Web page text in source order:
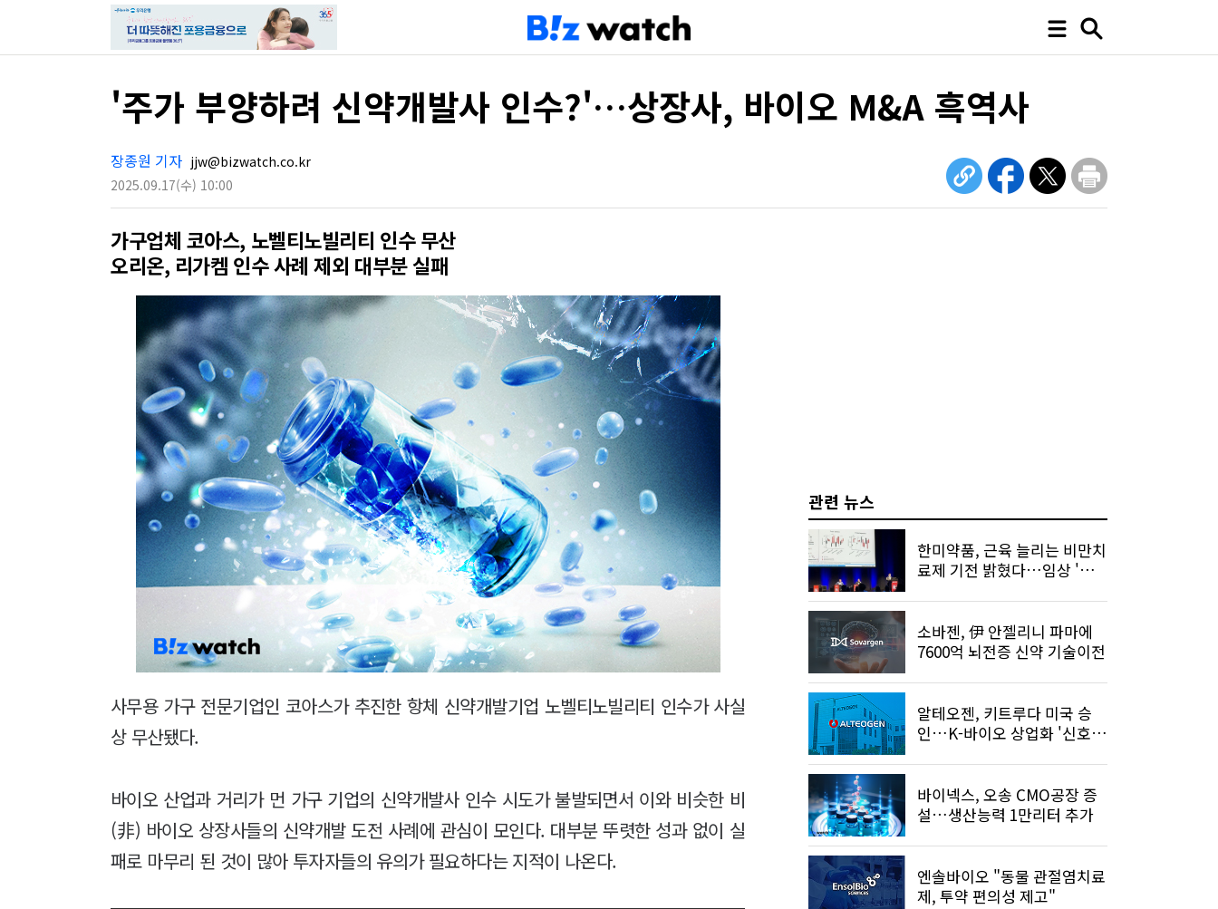
'주가 부양하려 신약개발사 인수?'…상장사, 바이오 M&A 흑역사
장종원 기자 jjw@bizwatch.co.kr
2025.09.17(수) 10:00
가구업체 코아스, 노벨티노빌리티 인수 무산
오리온, 리가켐 인수 사례 제외 대부분 실패
사무용 가구 전문기업인 코아스가 추진한 항체 신약개발기업 노벨티노빌리티 인수가 사실
상 무산됐다.
바이오 산업과 거리가 먼 가구 기업의 신약개발사 인수 시도가 불발되면서 이와 비슷한 비
(非) 바이오 상장사들의 신약개발 도전 사례에 관심이 모인다. 대부분 뚜렷한 성과 없이 실
패로 마무리 된 것이 많아 투자자들의 유의가 필요하다는 지적이 나온다.
관련 뉴스
한미약품, 근육 늘리는 비만치
료제 기전 밝혔다…임상 '청
소바젠, 伊 안젤리니 파마에
7600억 뇌전증 신약 기술이전
알테오젠, 키트루다 미국 승
인…K-바이오 상업화 '신호
바이넥스, 오송 CMO공장 증
설…생산능력 1만리터 추가
엔솔바이오 "동물 관절염치료
제, 투약 편의성 제고"